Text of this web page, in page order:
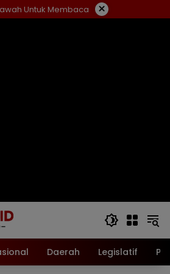
Untuk Membaca ×
Daerah Legislatif